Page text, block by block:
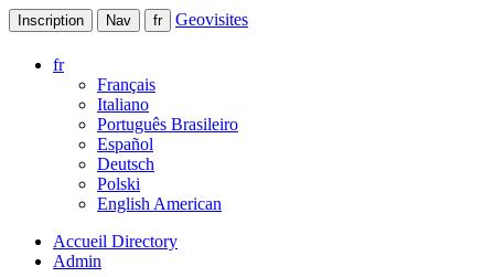
Inscription Nav fr Geovisites
fr
Français
Italiano
Português Brasileiro
Español
Deutsch
Polski
English American
Accueil Directory
Admin